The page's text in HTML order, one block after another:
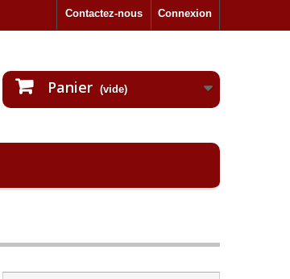
Connexion
Contactez-nous
Panier (vide)